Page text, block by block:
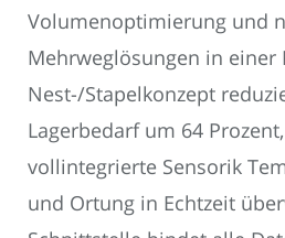
Volumenoptimierung und
Mehrweglösungen in einer
Nest-/Stapelkonzept
Lagerbedarf um 64
vollintegrierte Sensorik
und Ortung in Echtzeit